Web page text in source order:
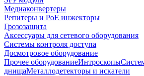
Медиаконвертеры
Репитеры и PoE инжекторы
Грозозащита
Аксессуары для сетевого оборудования
Системы контроля доступа
Досмотровое оборудование
Прочее оборудованиеИнтроскопы
днищаМеталлодетекторы и искатели